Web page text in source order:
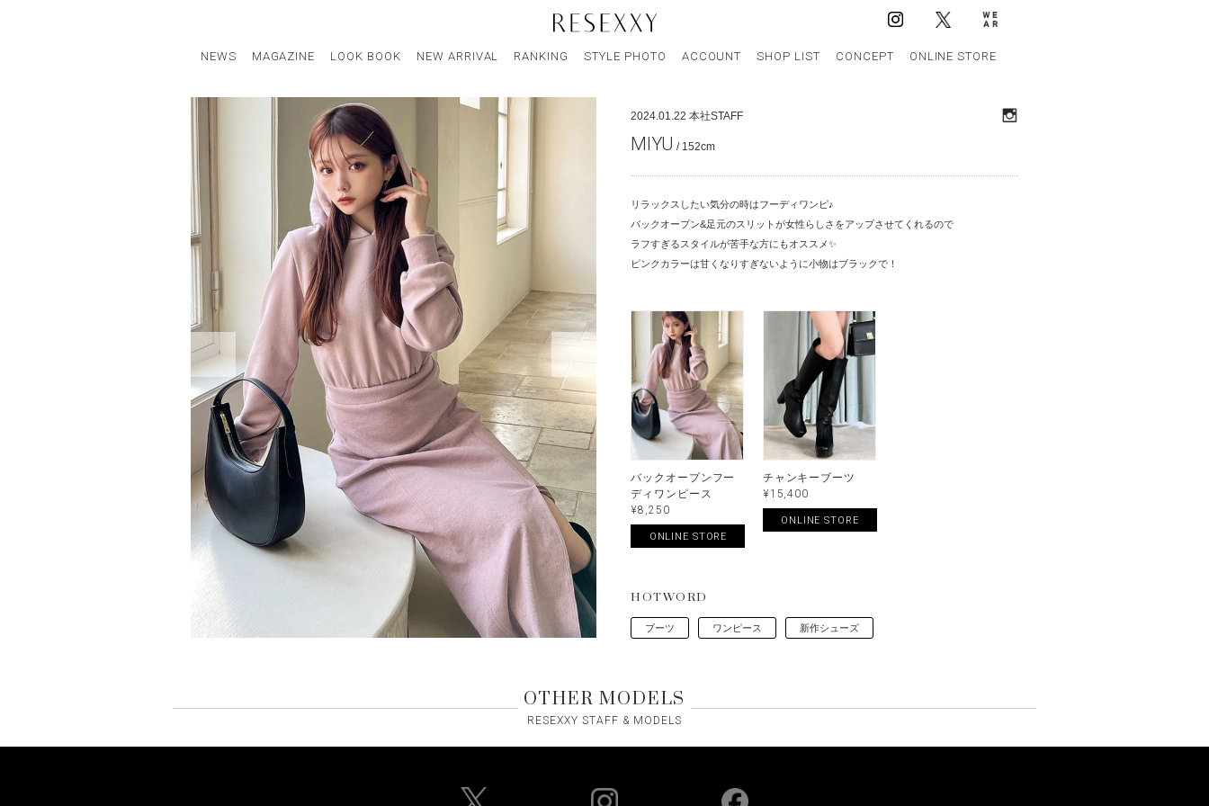
NEWS MAGAZINE LOOK BOOK NEW ARRIVAL RANKING STYLE PHOTO ACCOUNT SHOP LIST CONCEPT ONLINE STORE
2024.01.22 本社STAFF
MIYU / 152cm
リラックスしたい気分の時はフーディワンピ♪
バックオープン&足元のスリットが女性らしさをアップさせてくれるので
ラフすぎるスタイルが苦手な方にもオススメ✨
ピンクカラーは甘くなりすぎないように小物はブラックで！
バックオープンフー
ディワンピース
¥8,250
ONLINE STORE
チャンキーブーツ
¥15,400
ONLINE STORE
HOTWORD
ブーツ ワンピース 新作シューズ
OTHER MODELS
RESEXXY STAFF & MODELS